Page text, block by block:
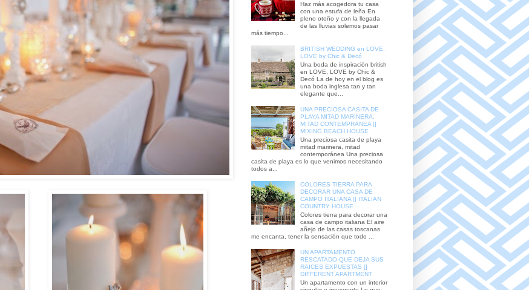
Haz más acogedora tu casa
con una estufa de leña En
pleno otoño y con la llegada
de las lluvias solemos pasar
más tiempo...
BRITISH WEDDING en LOVE,
LOVE by Chic & Decó
Una boda de inspiración british
en LOVE, LOVE by Chic &
Decó La de hoy en el blog es
una boda inglesa tan y tan
elegante que...
UNA PRECIOSA CASITA DE
PLAYA MITAD MARINERA,
MITAD CONTEMPRANEA []
MIXING BEACH HOUSE
Una preciosa casita de playa
mitad marinera, mitad
contemporánea Una preciosa
casita de playa es lo que venimos necesitando
todos a...
COLORES TIERRA PARA
DECORAR UNA CASA DE
CAMPO ITALIANA [] ITALIAN
COUNTRY HOUSE
Colores tierra para decorar una
casa de campo italiana El aire
añejo de las casas toscanas
me encanta, tener la sensación que todo ...
UN APARTAMENTO
RESCATADO QUE DEJA SUS
RAICES EXPUESTAS []
DIFFERENT APARTMENT
Un apartamento con un interior